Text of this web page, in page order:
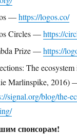
—https://logos.co/
Circles —https://
Prize —https://
The
Marlinspike, 2016)
signal.org/blog/the-
спонсорам!